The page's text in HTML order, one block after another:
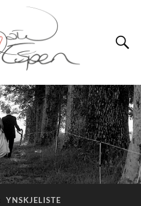
YNSKJELISTE